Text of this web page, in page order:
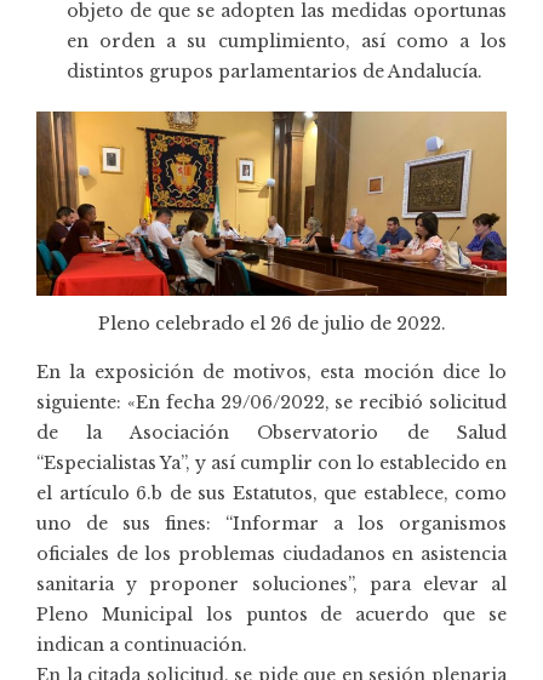
objeto de que se adopten las medidas oportunas
en orden a su cumplimiento, así como a los
distintos grupos parlamentarios de Andalucía.
Pleno celebrado el 26 de julio de 2022.
En la exposición de motivos, esta moción dice lo
siguiente: «En fecha 29/06/2022, se recibió solicitud
de la Asociación Observatorio de Salud
“Especialistas Ya”, y así cumplir con lo establecido en
el artículo 6.b de sus Estatutos, que establece, como
uno de sus fines: “Informar a los organismos
oficiales de los problemas ciudadanos en asistencia
sanitaria y proponer soluciones”, para elevar al
Pleno Municipal los puntos de acuerdo que se
indican a continuación.
En la citada solicitud, se pide que en sesión plenaria